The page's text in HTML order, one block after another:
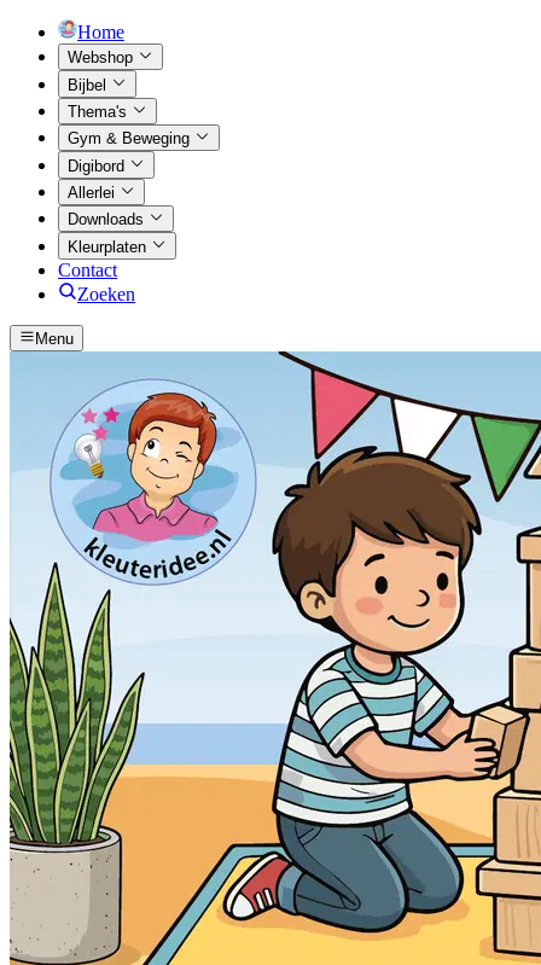
Home
Webshop
Bijbel
Thema's
Gym & Beweging
Digibord
Allerlei
Downloads
Kleurplaten
Contact
Zoeken
Menu